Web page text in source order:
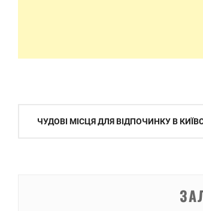
Навігація
ЧУДОВІ МІСЦЯ ДЛЯ ВІДПОЧИНКУ В